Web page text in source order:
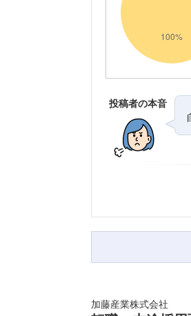
投稿者の本音
加藤産業株式会社